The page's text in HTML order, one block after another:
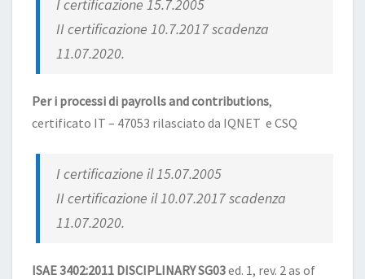
I certificazione 15.7.2005
II certificazione 10.7.2017 scadenza
11.07.2020.
Per i processi di payrolls and contributions,
certificato IT – 47053 rilasciato da IQNET e CSQ
I certificazione il 15.07.2005
II certificazione il 10.07.2017 scadenza
11.07.2020.
ISAE 3402:2011 DISCIPLINARY SG03ed. 1, rev. 2 as of